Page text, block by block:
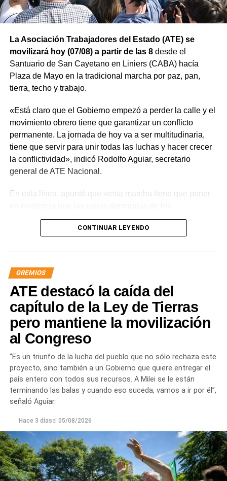
La Asociación Trabajadores del Estado (ATE) se
movilizará hoy (07/08) a partir de las 8desde el
Santuario de San Cayetano en Liniers (CABA) hacía
Plaza de Mayo en la tradicional marcha por paz, pan,
tierra, techo y trabajo.
«Está claro que el Gobierno empezó a perder la calle y el
movimiento obrero tiene que garantizar un conflicto
permanente. La jornada de hoy va a ser multitudinaria,
tiene que servir para unir todas las luchas y hacer crecer
la conflictividad», indicó Rodolfo Aguiar, secretario
general de ATE Nacional.
En esta línea, apuntó que «esta marcha tiene que poner
trabajadores, jubilados y los sectores populares no
encuentran respuestas, y que el gobierno es el exclusivo
mayoría de la sociedad».
«Lo demuestran las encuestas, a Milei se le están
terminando las balas. Tiene que saber que empezamos a
ir por él», sentenció Aguiar.
Las movilizaciones además se replicarán en todas las
provincias en el marco de la Jornada Nacional de
dispuesta por el sindicato estatal en reclamo por
«reapertura de paritarias y urgente recomposición salarial
y de jubilaciones; rechazo al vaciamiento de los
organismos públicos; pase a planta permanente de todas
las y los trabajadores precarizados; rechazo a las
todas las y los trabajadores despedidos; restitución de los
fondos adeudados a las provincias y FGS de la ANSES; y
rechazo a la armonización de las Cajas Previsionales
Provinciales».
CONTINUAR LEYENDO
GREMIOS
ATE destacó la caída del
capítulo de la Ley de Tierras
pero mantiene la movilización
al Congreso
“Es un triunfo de la lucha del pueblo que no sólo rechaza este
proyecto, sino también a un Gobierno que quiere entregar el
país entero con todos sus recursos. A Milei se le están
terminando las balas y cuando eso suceda, vamos a ir por él”,
señaló Aguiar.
Hace 3 díasel 05/08/2026